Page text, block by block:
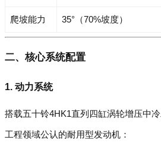
爬坡能力 35°（70%坡度）
二、核心系统配置
1. 动力系统
搭载五十铃4HK1直列四缸涡轮增压中
工程领域公认的耐用型发动机：